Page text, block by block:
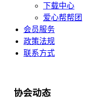
下载中心
爱心帮帮团
会员服务
政策法规
联系方式
协会动态